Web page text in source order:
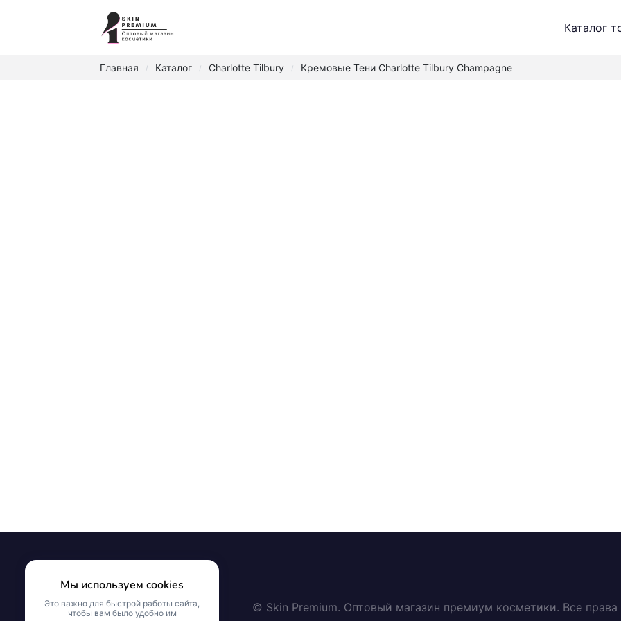
Каталог
Главная / Каталог / Charlotte Tilbury / Кремовые Тени Charlotte Tilbury Champagne
© Skin Premium. Оптовый магазин премиум косметики. Все
Мы используем cookies
Это важно для быстрой работы сайта,
чтобы вам было удобно им